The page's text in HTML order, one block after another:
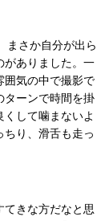
まさか自分が出ら
がありました。一
囲気の中で撮影で
ターンで時間を掛
して噛まないよ
ちり、滑舌も走っ
てきな方だなと思